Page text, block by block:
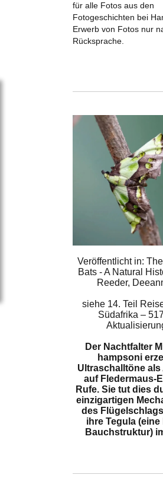
für alle Fotos aus den
Fotogeschichten bei
Erwerb von Fotos nur
Rücksprache.
Veröffentlicht in:
Bats - A Natural
Reeder,
siehe 14. Teil
Südafrika –
Der Nachtfalter
hampsoni
Ultraschalltöne
auf Fledermaus-
Rufe. Sie tut dies
einzigartigen
des
ihre Tegula (eine
Bauchstruktur)